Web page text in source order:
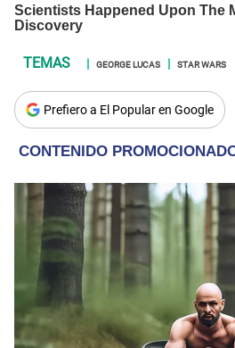
GEORGE LUCAS STAR WARS
Prefiero a El Popular en Google